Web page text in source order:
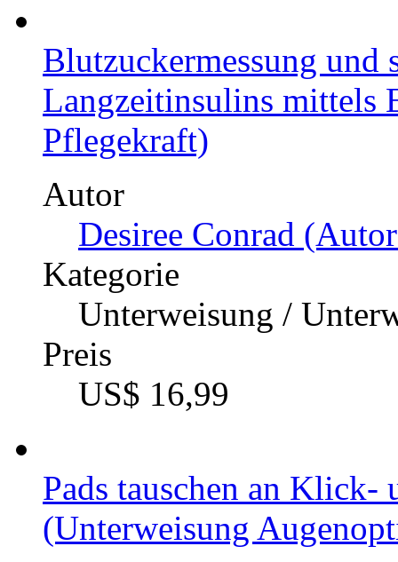
Blutzuckermessung und
Langzeitinsulins mittels
Pflegekraft)
Autor
Desiree Conrad
Kategorie
Unterweisung /
Preis
US$ 16,99
Pads tauschen an Klick-
(Unterweisung